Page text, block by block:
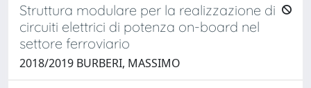
Struttura modulare per la realizzazione di
circuiti elettrici di potenza on-board nel
settore ferroviario
2018/2019 BURBERI, MASSIMO